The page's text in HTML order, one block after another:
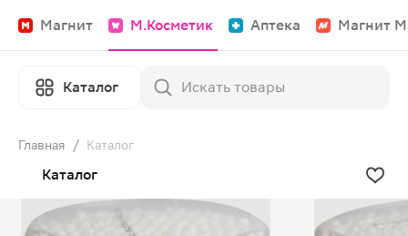
Магнит М.Косметик Аптека Магнит
Каталог
Главная / Каталог
Каталог